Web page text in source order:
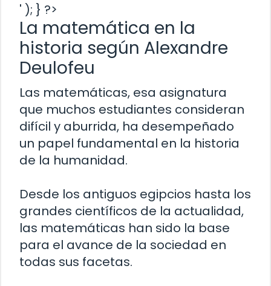
' ); } ?>
La matemática en la
historia según Alexandre
Deulofeu
Las matemáticas, esa asignatura
que muchos estudiantes consideran
difícil y aburrida, ha desempeñado
un papel fundamental en la historia
de la humanidad.
Desde los antiguos egipcios hasta los
grandes científicos de la actualidad,
las matemáticas han sido la base
para el avance de la sociedad en
todas sus facetas.